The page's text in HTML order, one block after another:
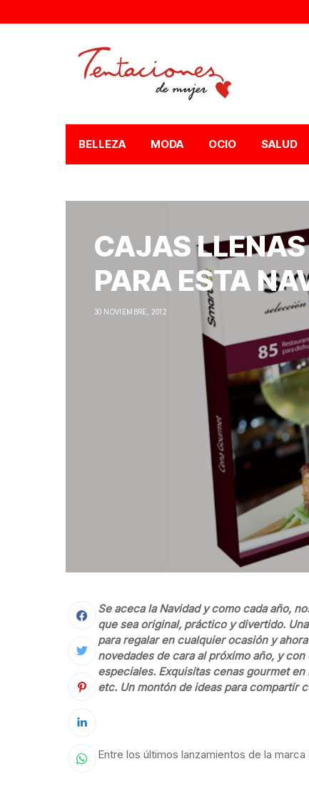
BELLEZA MODA OCIO SALUD
CAJAS
PARA ESTA
30 NOVIEMBRE, 2012
Se aceca la Navidad y como cada año,
que sea original, práctico y divertido.
para regalar en cualquier ocasión y
novedades de cara al próximo año, y
especiales. Exquisitas cenas gourmet
etc. Un montón de ideas para compartir
Entre los últimos lanzamientos de la